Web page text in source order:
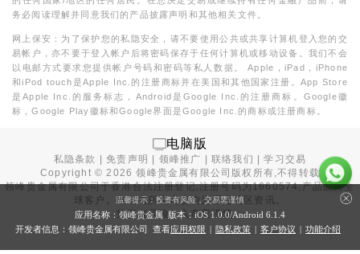
务必阅读理解并同意我们的产品披露声明和其他相关文件。
网上保安：为了保护您的私隐安全，请不要使用公共或共享计算机登入您的交
易帐户，亦不要于登入帐户后将密码保存于任何计算机或移动设备。我们不会
以电邮方式要求您提供帐户号码和密码等私人数据。 Apple，iPad，iPhone
和iPod touch是Apple Inc.的注册商标并在美国和其他国家注册。App Store
是Apple Inc.的服务标志，Android是Google Inc.的注册商标。Google徽
标，Google Play徽标和Google界面是Google Inc.的商标或注册商标。
电脑版
私隐条款 |免责声明 领峰推广 |联络我们 |学习交易
Copyright ©2026 领峰贵金属有限公司版权所有,不得转载
领峰贵金属有限公司于香港合法注册登记,注册号码为1660574,产品面向全
球客户。本站内所有内容均为香港地区资讯。
投资有风险，入市需谨慎。
温馨提示：投资有风险，交易需谨慎
应用名称：领峰贵金属 版本：iOS 1.0.0/Android 6.1.4
开发者信息：领峰贵金属有限公司 查看应用权限 | 隐私政策 | 客户协议 | 功能介绍